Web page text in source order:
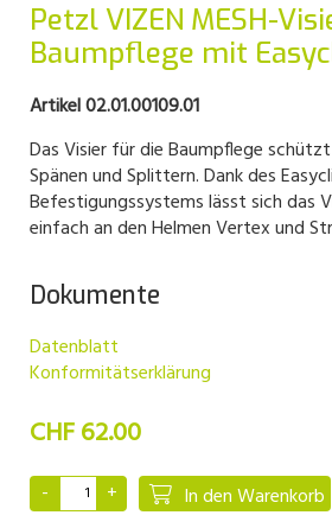
Petzl VIZEN MESH-
Baumpflege mit
Artikel 02.01.00109.01
Das Visier für die Baumpflege
Spänen und Splittern. Dank des
Befestigungssystems lässt sich das
einfach an den Helmen Vertex und
Dokumente
Datenblatt
Konformitätserklärung
CHF 62.00
In den Warenkorb